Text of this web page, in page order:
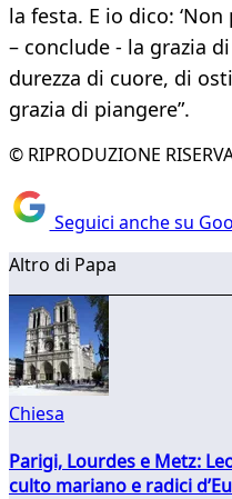
la festa. E io dico: ‘Non
– conclude - la grazia
durezza di cuore, di
grazia di piangere”.
© RIPRODUZIONE
Seguici anche su
Altro di Papa
Chiesa
Parigi, Lourdes e Metz:
culto mariano e radici